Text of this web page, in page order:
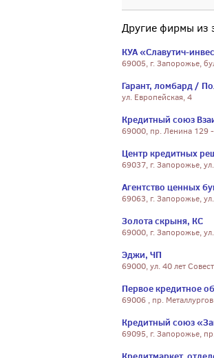
Другие фирмы из
КУА «Славутич-
69005, г. Запорожье,
Гарант, ломбард /
ул. Европейская, 4
Кредитный союз
69000, пр. Ленина 129
Центр кредитных
69037, г. Запорожье,
Агентство ценных
69063, г. Запорожье,
Золота скрыня, КС
69000, г. Запорожье,
Эджи, ЧП
69000, ул. 40 лет
Первое кредитное
69006 , пр.
Кредитный союз
69095, г. Запорожье,